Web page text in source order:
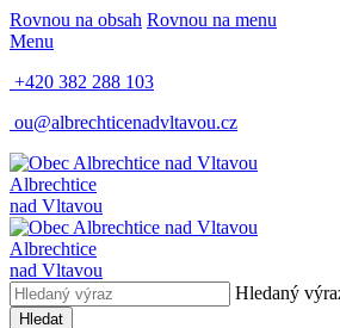
Rovnou na obsah Rovnou na menu
Menu
+420 382 288 103
ou@albrechticenadvltavou.cz
Albrechtice
nad Vltavou
Albrechtice
nad Vltavou
Hledaný
Hledat